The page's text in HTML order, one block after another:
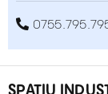
SPATIU